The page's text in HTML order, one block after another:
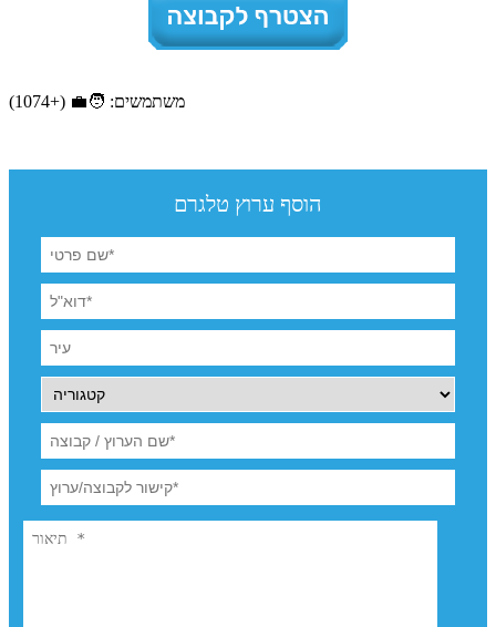
משתמשים: 🧑‍💼 (+1074)
הוסף ערוץ טלגרם